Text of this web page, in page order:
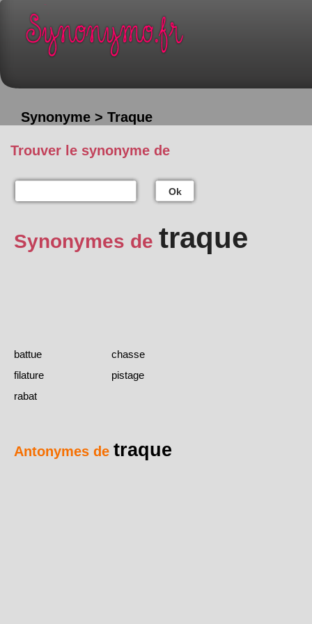
Synonyme > Traque
Trouver le synonyme de
Ok
Synonymes de traque
battue
chasse
filature
pistage
rabat
Antonymes de traque